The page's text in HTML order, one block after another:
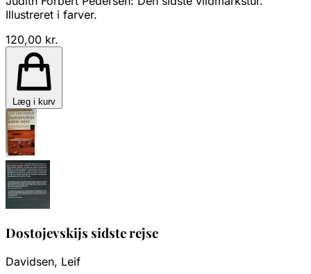
Illustreret i farver.
120,00 kr.
Læg i kurv
Dostojevskijs sidste rejse
Davidsen, Leif